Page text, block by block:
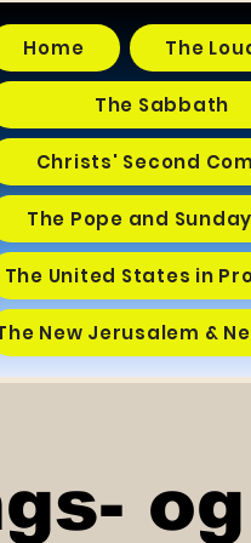
Home The
The Sabbath
Christs' Second
The Pope and
The United States in
New Jerusalem &
og